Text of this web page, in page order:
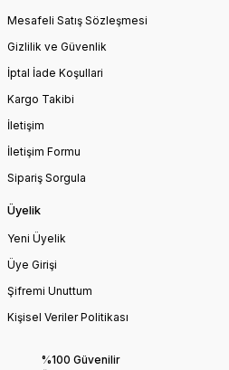
Mesafeli Satış Sözleşmesi
Gizlilik ve Güvenlik
İptal İade Koşullari
Kargo Takibi
İletişim
İletişim Formu
Sipariş Sorgula
Üyelik
Yeni Üyelik
Üye Girişi
Şifremi Unuttum
Kişisel Veriler Politikası
%100 Güvenilir